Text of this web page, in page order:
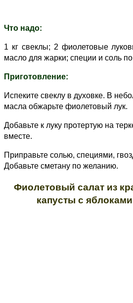
Что надо:
1 кг свеклы; 2 фиолетовые
масло для жарки; специи и соль по
Приготовление:
Испеките свеклу в духовке. В
масла обжарьте фиолетовый лук.
Добавьте к луку протертую на
вместе.
Приправьте солью, специями,
Добавьте сметану по желанию.
Фиолетовый салат из
капусты с